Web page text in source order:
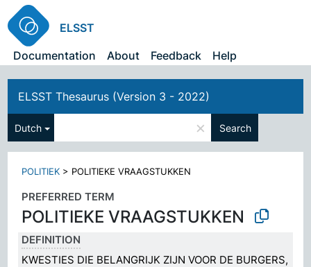
ELSST
Documentation
About Feedback Help
ELSST Thesaurus (Version 3 - 2022)
Dutch × Search
POLITIEK > POLITIEKE VRAAGSTUKKEN
PREFERRED TERM
POLITIEKE VRAAGSTUKKEN
DEFINITION
KWESTIES DIE BELANGRIJK ZIJN VOOR DE BURGERS,